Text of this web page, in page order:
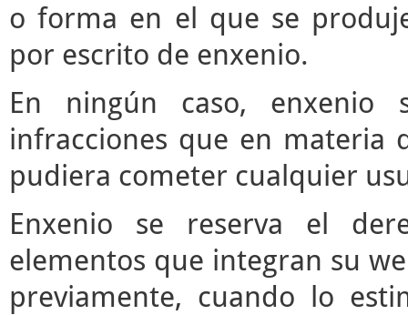
o forma en el que se
por escrito de enxenio.
En ningún caso, enxenio
infracciones que en materia
pudiera cometer cualquier
Enxenio se reserva el
elementos que integran su
previamente, cuando lo